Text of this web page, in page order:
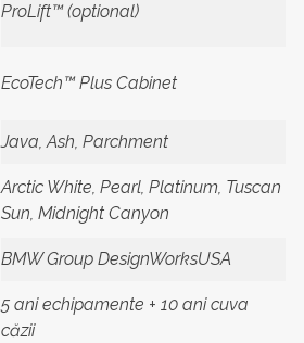
ProLift™ (optional)
EcoTech™ Plus Cabinet
Java, Ash, Parchment
Arctic White, Pearl, Platinum, Tuscan
Sun, Midnight Canyon
BMW Group DesignWorksUSA
5 ani echipamente + 10 ani cuva
căzii